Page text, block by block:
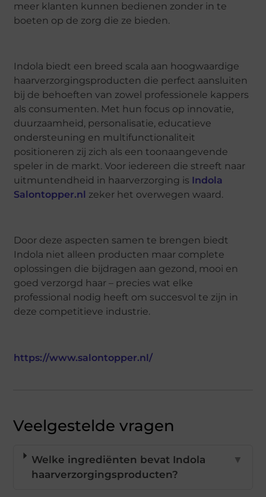
meer klanten kunnen bedienen zonder in te
boeten op de zorg die ze bieden.
Indola biedt een breed scala aan hoogwaardige
haarverzorgingsproducten die perfect aansluiten
bij de behoeften van zowel professionele kappers
als consumenten. Met hun focus op innovatie,
duurzaamheid, personalisatie, educatieve
ondersteuning en multifunctionaliteit
positioneren zij zich als een toonaangevende
speler in de markt. Voor iedereen die streeft naar
uitmuntendheid in haarverzorging is Indola
Salontopper.nl zeker het overwegen waard.
Door deze aspecten samen te brengen biedt
Indola niet alleen producten maar complete
oplossingen die bijdragen aan gezond, mooi en
goed verzorgd haar – precies wat elke
professional nodig heeft om succesvol te zijn in
deze competitieve industrie.
https://www.salontopper.nl/
Veelgestelde vragen
Welke ingrediënten bevat Indola
haarverzorgingsproducten?
▼